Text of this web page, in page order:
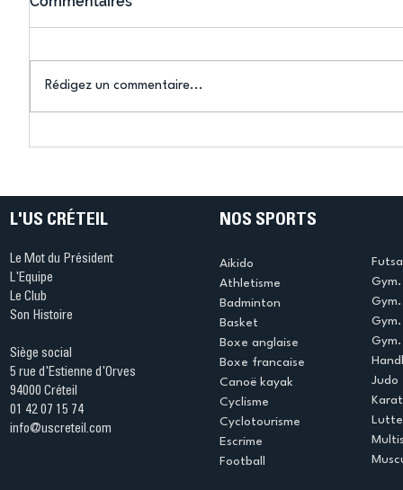
Rédigez un commentaire...
L'US CRÉTEIL
Le Mot du Président
L'Equipe
Le Club
Son Histoire
Siège social
5 rue d'Estienne d'Orves
94000 Créteil
01 42 07 15 74
info@uscreteil.com
NOS SPORTS
Aikido
Athletisme
Badminton
Basket
Boxe anglaise
Boxe francaise
Canoë kayak
Cyclisme
Cyclotourisme
Escrime
Football
Judo
Lutte